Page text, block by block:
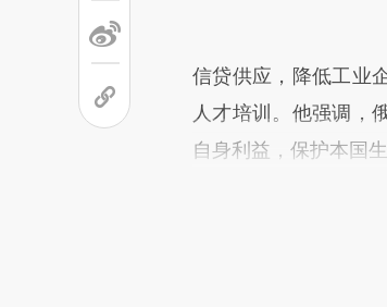
信贷供应，降低工业
人才培训。他强调，
自身利益，保护本国